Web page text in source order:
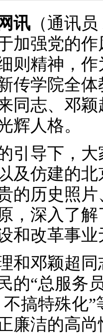
讯 （通讯
加强党的
则精神，
传学院全
同志、邓
辉人格。
导下，大
及仿建的
的历史照
，深入了
和改革事
邓颖超同
的“总服务
搞特殊化
廉洁的高